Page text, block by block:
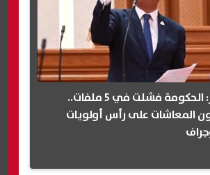
إيهاب منصور: الحكومة فشلت في 5 ملفات..
المعاشات على رأس أولويات